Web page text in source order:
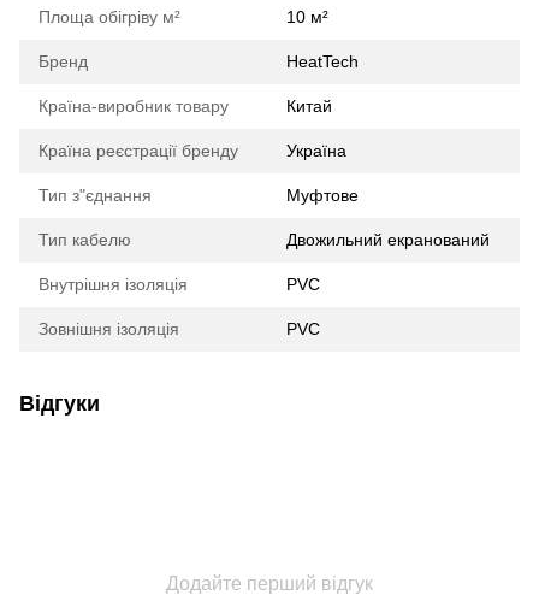
Площа обігріву м² 10 м²
Бренд HeatTech
Країна-виробник товару Китай
Країна реєстрації бренду Україна
Тип з"єднання Муфтове
Тип кабелю Двожильний екранований
Внутрішня ізоляція PVC
Зовнішня ізоляція PVС
Відгуки
Додайте перший відгук